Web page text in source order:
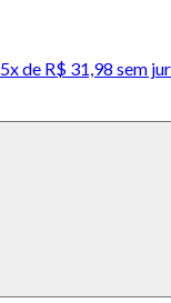
5x de R$ 31,98 sem